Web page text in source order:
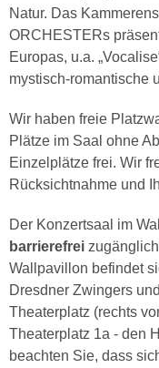
Natur. Das
ORCHESTERs
Europas, u.a.
mystisch-romantische
Wir haben freie
Plätze im Saal ohne
Einzelplätze frei. Wir
Rücksichtnahme und
Der Konzertsaal im
barrierefrei
Wallpavillon befindet
Dresdner Zwingers
Theaterplatz (rechts
Theaterplatz 1a - den
beachten Sie, dass